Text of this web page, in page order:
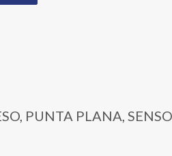
PUNTA PLANA,